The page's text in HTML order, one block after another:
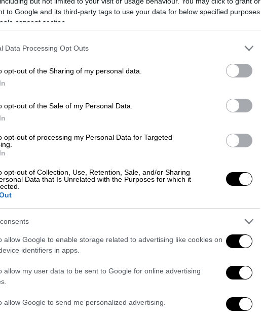
to Google and its third-party tags to use your data for below specified purposes
consent section.
Data Processing Opt Outs
opt-out of the Sharing of my personal data.
opt-out of the Sale of my Personal Data.
opt-out of processing my Personal Data for Targeted
opt-out of Collection, Use, Retention, Sale, and/or Sharing
Data that Is Unrelated with the Purposes for which it
allow Google to enable storage related to advertising like cookies on
identifiers in apps.
allow my user data to be sent to Google for online advertising
allow Google to send me personalized advertising.
κρουσμάτων:
κρούσματα:
κρούσματα της νόσου που